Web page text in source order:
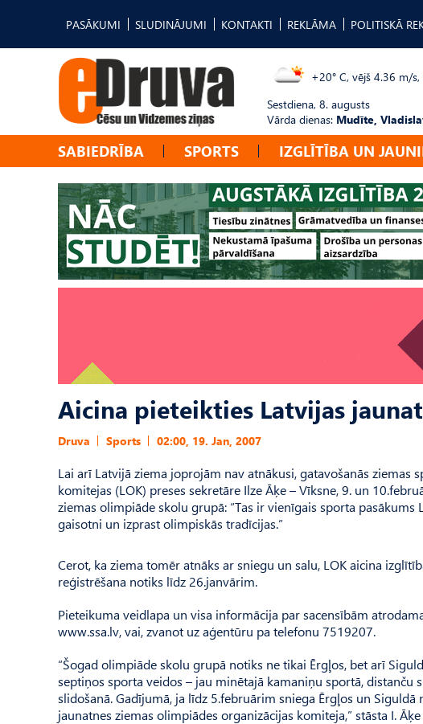
PASĀKUMI SLUDINĀJUMI KONTAKTI REKLĀMA POLITISKĀ
+20° C, vējš 4.36 m/s,
Sestdiena, 8. augusts
Vārda dienas: Mudīte,
SABIEDRĪBA SPORTS IZGLĪTĪBA UN
Aicina pieteikties Latvijas
Druva Sports 02:00, 19. Jan, 2007
Lai arī Latvijā ziema joprojām nav atnākusi, gatavošanās
komitejas (LOK) preses sekretāre Ilze Āķe – Vīksne, 9. un
ziemas olimpiāde skolu grupā: “Tas ir vienīgais sporta
gaisotni un izprast olimpiskās tradīcijas.”
Cerot, ka ziema tomēr atnāks ar sniegu un salu, LOK aicina
reģistrēšana notiks līdz 26.janvārim.
Pieteikuma veidlapa un visa informācija par sacensībām
www.ssa.lv, vai, zvanot uz aģentūru pa telefonu 7519207.
“Šogad olimpiāde skolu grupā notiks ne tikai Ērgļos, bet arī
septiņos sporta veidos – jau minētajā kamaniņu sportā, distanču
slidošanā. Gadījumā, ja līdz 5.februārim sniega Ērgļos un
jaunatnes ziemas olimpiādes organizācijas komiteja,” stāsta I.